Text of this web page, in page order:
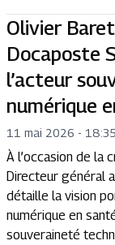
Olivier
Docaposte
l’acteur
numérique
11 mai 2026 - 18:35
À l’occasion de la
Directeur général
détaille la vision
numérique en
souveraineté